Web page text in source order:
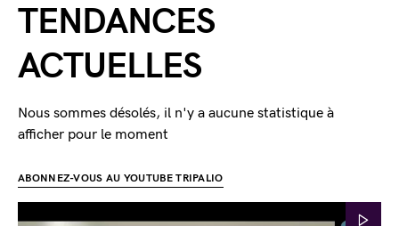
TENDANCES
ACTUELLES
Nous sommes désolés, il n'y a aucune statistique à
afficher pour le moment
ABONNEZ-VOUS AU YOUTUBE TRIPALIO